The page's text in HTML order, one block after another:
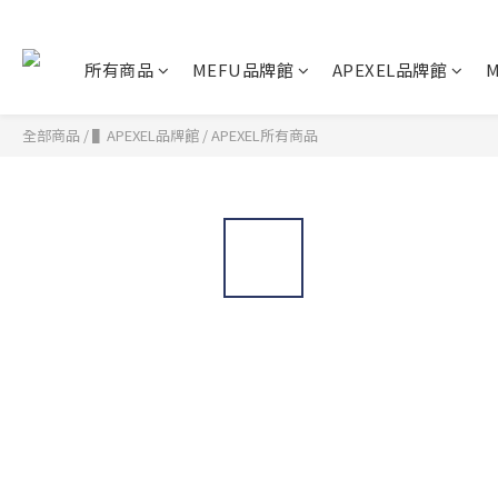
所有商品 MEFU品牌館 APEXEL品牌館
全部商品 /▌APEXEL品牌館 /APEXEL所有商品